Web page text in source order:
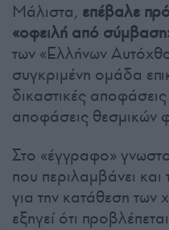
Μάλιστα, επέβαλε
«οφειλή από
των «Ελλήνων
συγκριμένη ομάδα
δικαστικές
αποφάσεις θεσμικών
Στο «έγγραφο»
που περιλαμβάνει
για την κατάθεση
εξηγεί ότι